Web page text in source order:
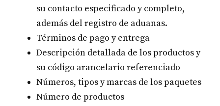
su contacto especificado y completo,
además del registro de aduanas.
Términos de pago y entrega
Descripción detallada de los productos y
su código arancelario referenciado
Números, tipos y marcas de los paquetes
Número de productos